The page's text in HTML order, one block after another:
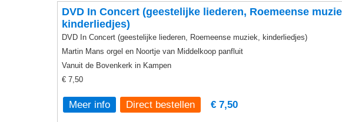
DVD In Concert (geestelijke liederen, Roemeense
kinderliedjes)
DVD In Concert (geestelijke liederen, Roemeense muziek, kinderliedjes)
Martin Mans orgel en Noortje van Middelkoop panfluit
Vanuit de Bovenkerk in Kampen
€ 7,50
Meer info € 7,50